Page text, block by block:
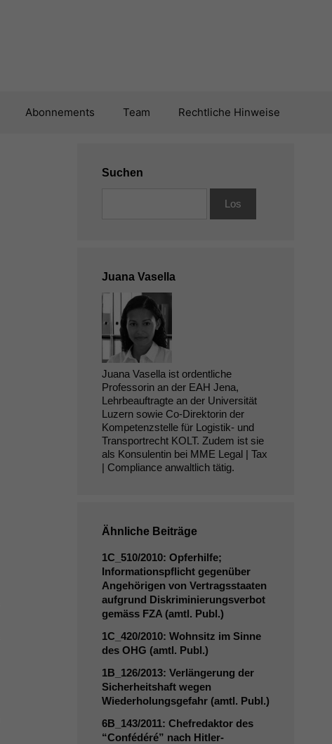
Abonnements Team Rechtliche Hinweise
Suchen
Juana Vasella
Juana Vasella ist ordentliche
Professorin an der EAH Jena,
Lehrbeauftragte an der Universität
Luzern sowie Co-Direktorin der
Kompetenzstelle für Logistik- und
Transportrecht KOLT. Zudem ist sie
als Konsulentin bei MME Legal | Tax
| Compliance anwaltlich tätig.
Ähnliche Beiträge
1C_510/2010: Opferhilfe;
Informationspflicht gegenüber
Angehörigen von Vertragsstaaten
aufgrund Diskriminierungsverbot
gemäss FZA(amtl. Publ.)
1C_420/2010: Wohnsitz im Sinne
des OHG (amtl. Publ.)
1B_126/2013: Verlängerung der
Sicherheitshaft wegen
Wiederholungsgefahr (amtl. Publ.)
6B_143/2011: Chefredaktor des
“Confédéré” nach Hitler-